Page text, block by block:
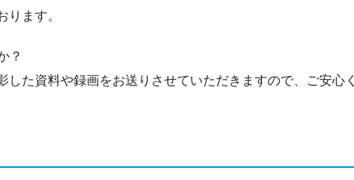
ります。
？
た資料や録画をお送りさせていただきますので、ご安心く